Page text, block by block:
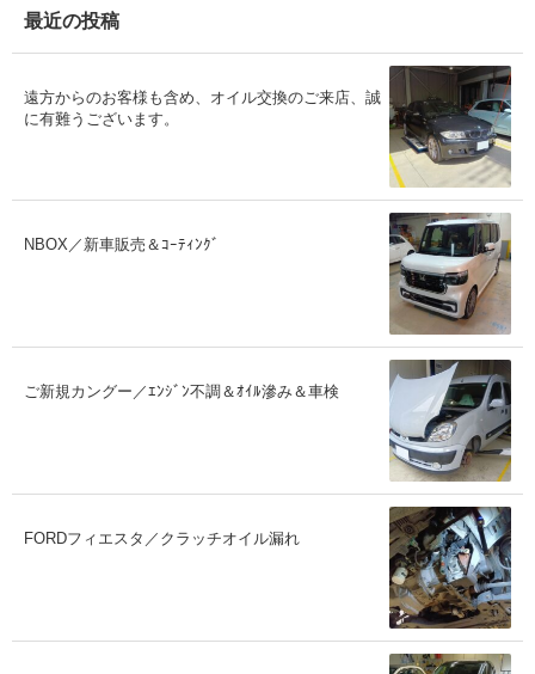
ブ
最近の投稿
遠方からのお客様も含め、オイル交換のご来店、誠
に有難うございます。
NBOX／新車販売＆ｺｰﾃｨﾝｸﾞ
ご新規カングー／ｴﾝｼﾞﾝ不調＆ｵｲﾙ滲み＆車検
FORDフィエスタ／クラッチオイル漏れ